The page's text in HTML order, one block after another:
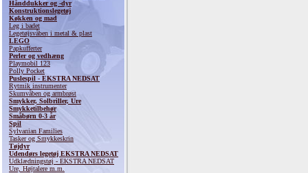
Hånddukker og -dyr
Konstruktionslegetøj
Køkken og mad
Leg i badet
Legetøjsvåben i metal & plast
LEGO
Papkufferter
Perler og vedhæng
Playmobil 123
Polly Pocket
Puslespil - EKSTRA NEDSAT
Rytmik instrumenter
Skumvåben og armbrøst
Smykker, Solbriller, Ure
Smykketilbehør
Småbørn 0-3 år
Spil
Sylvanian Families
Tasker og Smykkeskrin
Tøjdyr
Udendørs legetøj EKSTRA NEDSAT
Udklædningstøj - EKSTRA NEDSAT
Ure, Højtalere m.m.